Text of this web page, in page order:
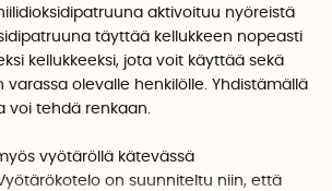
aktivoituu nyöreistä
täyttää kellukkeen nopeasti
kellukkeeksi, jota voit käyttää sekä
olevalle henkilölle. Yhdistämällä
voi tehdä renkaan.
vyötäröllä kätevässä
on suunniteltu niin, että